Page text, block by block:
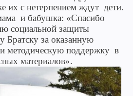
их с нетерпением ждут дети.
и бабушка: «Спасибо
социальной защиты
Братску за оказанную
методическую поддержку в
материалов».